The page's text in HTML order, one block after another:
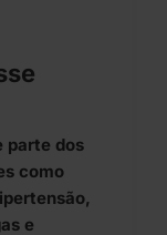
parte dos
como
e